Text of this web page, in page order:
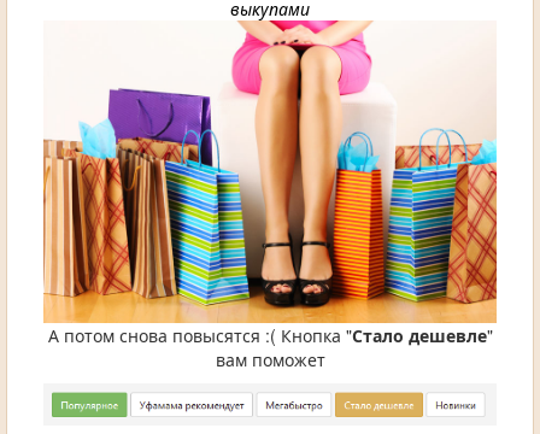
выкупами
А потом снова повысятся :( Кнопка "Стало дешевле"
вам поможет